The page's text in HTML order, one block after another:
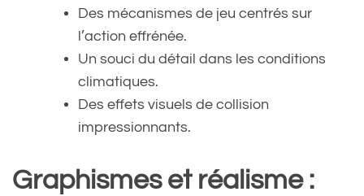
Des mécanismes de jeu centrés sur
l’action effrénée.
Un souci du détail dans les conditions
climatiques.
Des effets visuels de collision
impressionnants.
Graphismes et réalisme :